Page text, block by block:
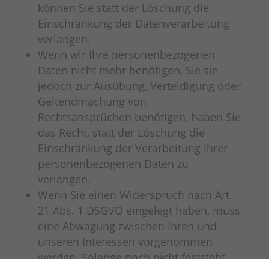
können Sie statt der Löschung die
Einschränkung der Datenverarbeitung
verlangen.
Wenn wir Ihre personenbezogenen
Daten nicht mehr benötigen, Sie sie
jedoch zur Ausübung, Verteidigung oder
Geltendmachung von
Rechtsansprüchen benötigen, haben Sie
das Recht, statt der Löschung die
Einschränkung der Verarbeitung Ihrer
personenbezogenen Daten zu
verlangen.
Wenn Sie einen Widerspruch nach Art.
21 Abs. 1 DSGVO eingelegt haben, muss
eine Abwägung zwischen Ihren und
unseren Interessen vorgenommen